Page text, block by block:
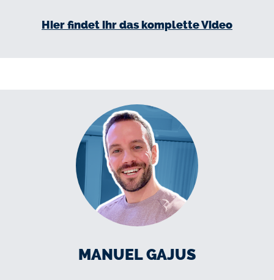
Hier findet ihr das komplette Video
MANUEL GAJUS